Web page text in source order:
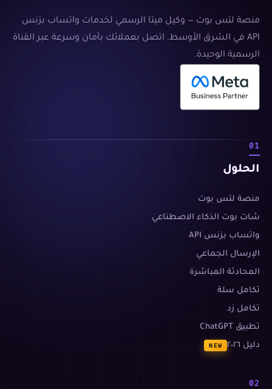
منصة لتس بوت — وكيل ميتا الرسمي لخدمات واتساب بزنس
API في الشرق الأوسط. اتصل بعملائك بأمان وسرعة عبر القناة
الرسمية الوحيدة.
01
الحلول
منصة لتس بوت
شات بوت الذكاء الاصطناعي
واتساب بزنس API
الإرسال الجماعي
المحادثة المباشرة
تكامل سلة
تكامل زد
تطبيق ChatGPT
دليل ٢٠٢٦
NEW
02